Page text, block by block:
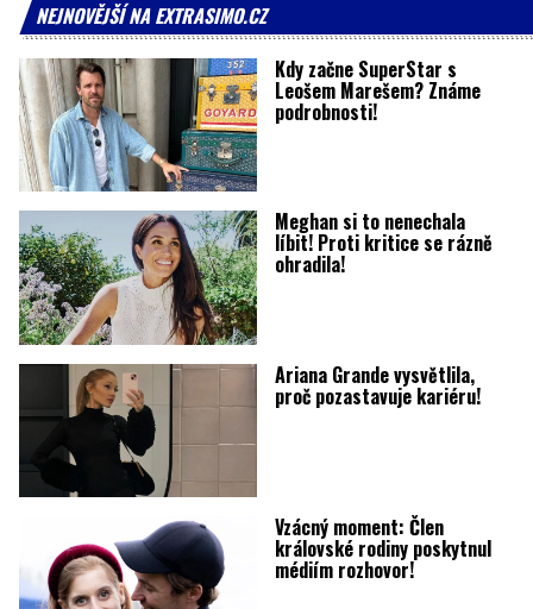
NEJNOVĚJŠÍ NA EXTRASIMO.CZ
Kdy začne SuperStar s
Leošem Marešem? Známe
podrobnosti!
Meghan si to nenechala
líbit! Proti kritice se rázně
ohradila!
Ariana Grande vysvětlila,
proč pozastavuje kariéru!
Vzácný moment: Člen
královské rodiny poskytnul
médiím rozhovor!